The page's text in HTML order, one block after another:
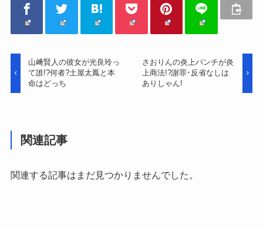
山﨑賢人の彼女が光良玲っ
て誰!?何者?土屋太鳳と本
命はどっち
さおりんの炎上パンチが炎
上商法!?謝罪･反省なしは
ありしゃん!
関連記事
関連する記事はまだ見つかりませんでした。